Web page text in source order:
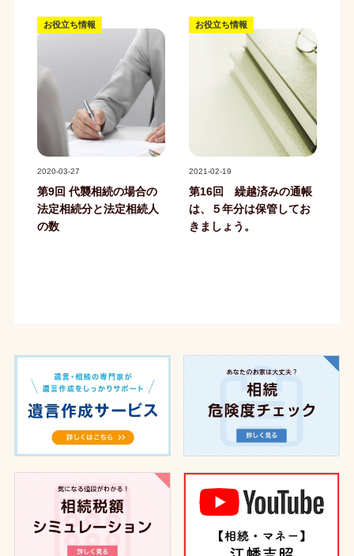
お役立ち情報
2020-03-27
第9回 代襲相続の場合の
法定相続分と法定相続人
の数
お役立ち情報
2021-02-19
第16回 繰越済みの通帳
は、５年分は保管してお
きましょう。